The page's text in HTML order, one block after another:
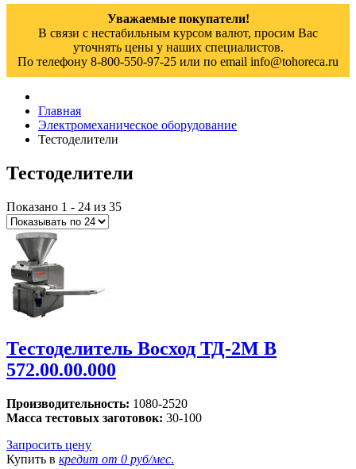
Уважаемые покупатели!
В связи с нестабильным курсом валют, просим Вас
уточнять цены у наших специалистов.
По телефону 8-800-550-97-25 или по email info@tohoreca.ru
Главная
Электромеханическое оборудование
Тестоделители
Тестоделители
Показано 1 - 24 из 35
Тестоделитель Восход ТД-2М В
572.00.00.000
Производительность: 1080-2520
Масса тестовых заготовок: 30-100
Запросить цену
Купить в кредит от 0 руб/мес.